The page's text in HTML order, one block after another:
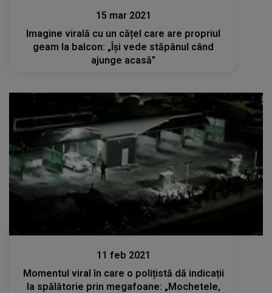
15 mar 2021
Imagine virală cu un cățel care are propriul
geam la balcon: „Își vede stăpânul când
ajunge acasă”
11 feb 2021
Momentul viral în care o polițistă dă indicații
la spălătorie prin megafoane: „Mochetele,